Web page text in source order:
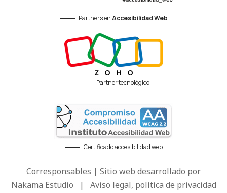
Partners enAccesibilidad Web
Partner tecnológico
Certificado accesibilidad web
Corresponsables | Sitio web desarrollado por
Nakama Estudio | Aviso legal, política de privacidad